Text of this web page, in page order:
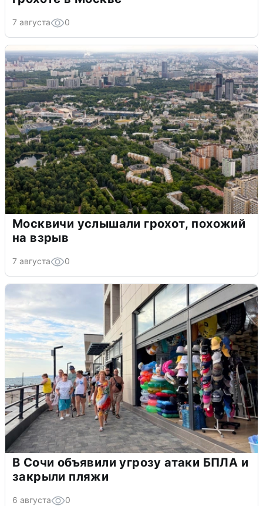
7 августа 0
Москвичи услышали грохот, похожий
на взрыв
7 августа 0
В Сочи объявили угрозу атаки БПЛА и
закрыли пляжи
6 августа 0